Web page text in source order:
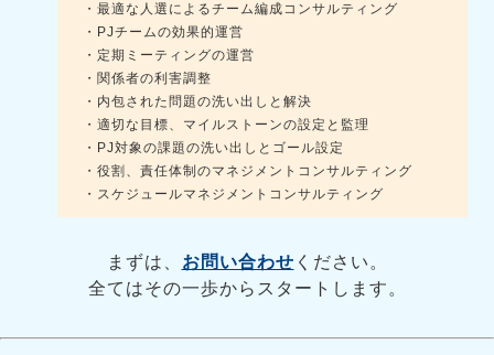
・最適な人選によるチーム編成コンサルティング
・PJチームの効果的運営
・定期ミーティングの運営
・関係者の利害調整
・内包された問題の洗い出しと解決
・適切な目標、マイルストーンの設定と監理
・PJ対象の課題の洗い出しとゴール設定
・役割、責任体制のマネジメントコンサルティング
・スケジュールマネジメントコンサルティング
まずは、 お問い合わせ ください。
全てはその一歩からスタートします。